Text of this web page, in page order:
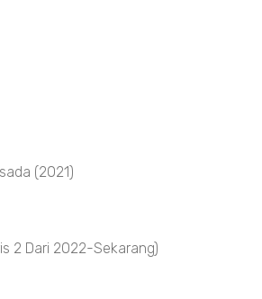
(2021)
2 Dari 2022-Sekarang)